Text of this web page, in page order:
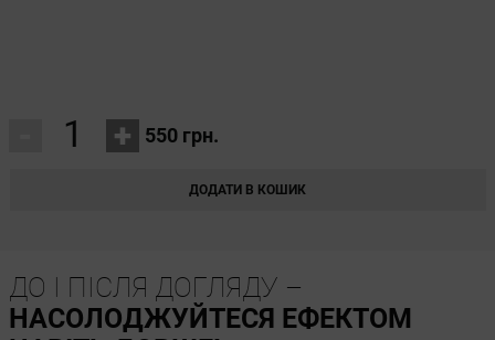
+ 550 грн.
ДОДАТИ В КОШИК
ДО І ПІСЛЯ ДОГЛЯДУ –
НАСОЛОДЖУЙТЕСЯ ЕФЕКТОМ